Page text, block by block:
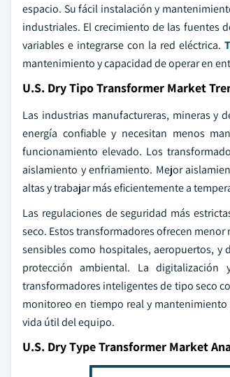
espacio. Su fácil instalación y
industriales. El crecimiento de las fuentes
variables e integrarse con la red eléctrica.
mantenimiento y capacidad de operar en
U.S. Dry Tipo Transformer Market
Las industrias manufactureras, mineras y
energía confiable y necesitan menos
funcionamiento elevado. Los
aislamiento y enfriamiento. Mejor
altas y trabajar más eficientemente a
Las regulaciones de seguridad más
seco. Estos transformadores ofrecen
sensibles como hospitales, aeropuertos, y
protección ambiental. La
transformadores inteligentes de tipo seco
monitoreo en tiempo real y
vida útil del equipo.
U.S. Dry Type Transformer Market